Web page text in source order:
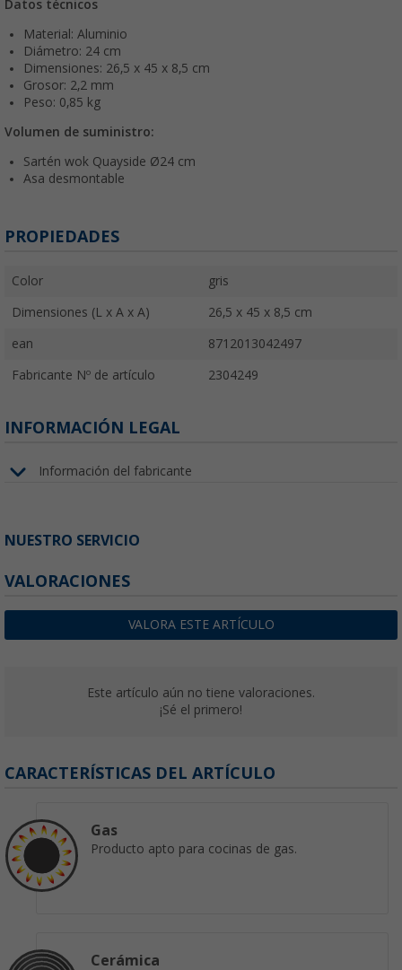
Datos técnicos
Material: Aluminio
Diámetro: 24 cm
Dimensiones: 26,5 x 45 x 8,5 cm
Grosor: 2,2 mm
Peso: 0,85 kg
Volumen de suministro:
Sartén wok Quayside Ø24 cm
Asa desmontable
PROPIEDADES
Color gris
Dimensiones (L x A x A) 26,5 x 45 x 8,5 cm
ean 8712013042497
Fabricante Nº de artículo 2304249
INFORMACIÓN LEGAL
Información del fabricante
NUESTRO SERVICIO
VALORACIONES
VALORA ESTE ARTÍCULO
Este artículo aún no tiene valoraciones.
¡Sé el primero!
CARACTERÍSTICAS DEL ARTÍCULO
Gas
Producto apto para cocinas de gas.
Cerámica